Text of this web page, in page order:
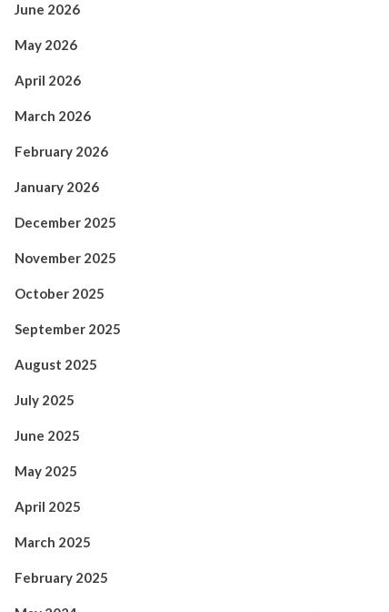
June 2026
May 2026
April 2026
March 2026
February 2026
January 2026
December 2025
November 2025
October 2025
September 2025
August 2025
July 2025
June 2025
May 2025
April 2025
March 2025
February 2025